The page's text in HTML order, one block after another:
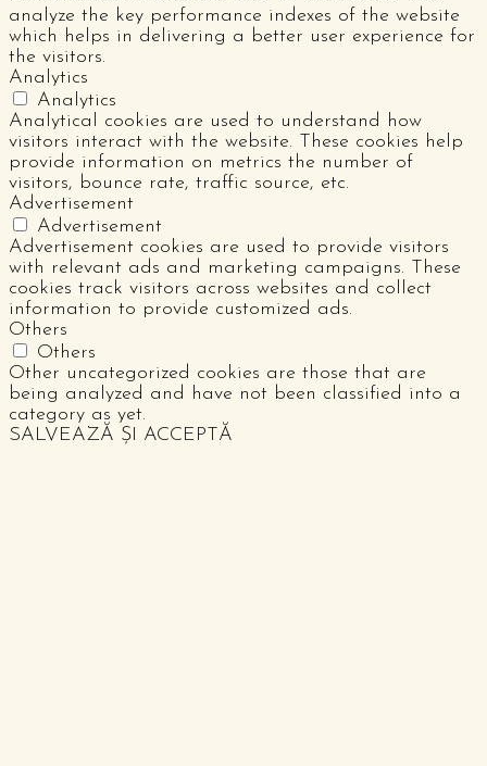
analyze the key performance indexes of the website
which helps in delivering a better user experience for
the visitors.
Analytics
Analytics
Analytical cookies are used to understand how
visitors interact with the website. These cookies help
provide information on metrics the number of
visitors, bounce rate, traffic source, etc.
Advertisement
Advertisement
Advertisement cookies are used to provide visitors
with relevant ads and marketing campaigns. These
cookies track visitors across websites and collect
information to provide customized ads.
Others
Others
Other uncategorized cookies are those that are
being analyzed and have not been classified into a
category as yet.
SALVEAZĂ ȘI ACCEPTĂ